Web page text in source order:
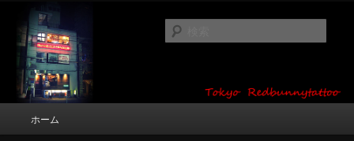
ン
ツ
東京 タトゥースタジオ 吉祥寺 Red
Bunny Tattoo タトゥーデザイン・タ
トゥー画像
タトゥーデザイン・画像の紹介（和彫り・ワンポイント・girl tattoo）
ホーム